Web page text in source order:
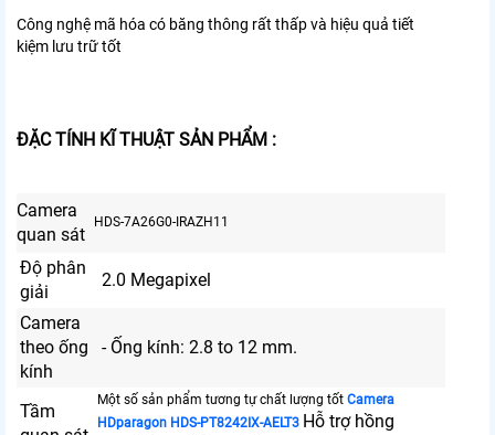
Công nghệ mã hóa có băng thông rất thấp và hiệu quả tiết
kiệm lưu trữ tốt
ĐẶC TÍNH KĨ THUẬT SẢN PHẨM :
Camera
quan sát
HDS-7A26G0-IRAZH11
Độ phân
giải
2.0 Megapixel
Camera
theo ống
kính
- Ống kính: 2.8 to 12 mm.
Tầm
Một số sản phẩm tương tự chất lượng tốt Camera
HDparagon HDS-PT8242IX-AELT3 Hỗ trợ hồng